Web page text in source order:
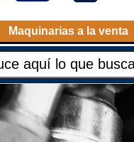
Maquinarias a la venta